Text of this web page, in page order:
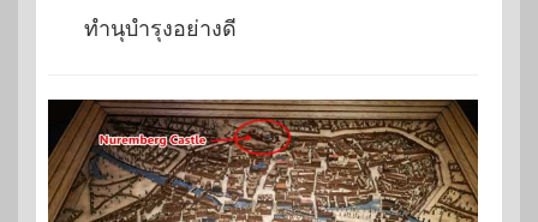
ทำนุบำรุงอย่างดี